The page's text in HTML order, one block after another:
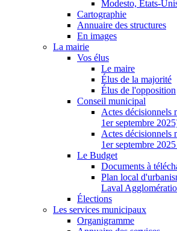
Modesto, États-
Cartographie
Annuaire des structures
En images
La mairie
Vos élus
Le maire
Élus de la majorité
Élus de l'opposition
Conseil municipal
Actes décisionnels
1er septembre
Actes décisionnels
1er septembre
Le Budget
Documents à
Plan local
Laval
Élections
Les services municipaux
Organigramme